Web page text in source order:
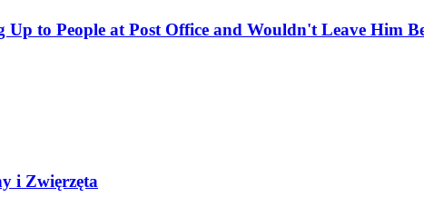
to People at Post Office and Wouldn't Leave Him
i Zwięrzęta